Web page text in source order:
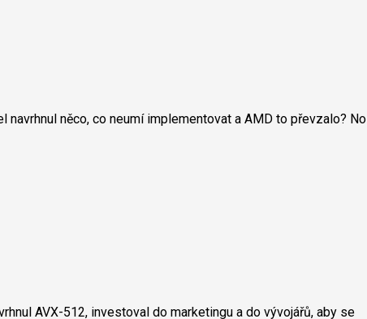
navrhnul něco, co neumí implementovat a AMD to převzalo? No
AVX-512, investoval do marketingu a do vývojářů, aby se